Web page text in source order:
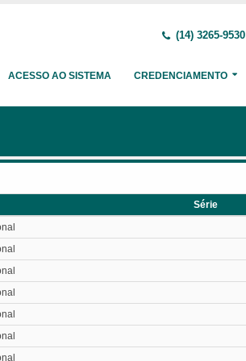
(14) 3265-9530
ACESSO AO SISTEMA CREDENCIAMENTO
Série